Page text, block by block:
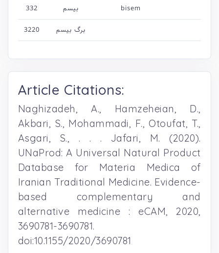
332 بیسم bisem
3220 برگ بیسم
Article Citations:
Naghizadeh, A., Hamzeheian, D.,
Akbari, S., Mohammadi, F., Otoufat, T.,
Asgari, S., . . . Jafari, M. (2020).
UNaProd: A Universal Natural Product
Database for Materia Medica of
Iranian Traditional Medicine. Evidence-
based complementary and
alternative medicine : eCAM, 2020,
3690781-3690781.
doi:10.1155/2020/3690781